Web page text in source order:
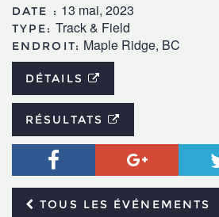
DATE : 13 mai, 2023
TYPE: Track & Field
ENDROIT: Maple Ridge, BC
DÉTAILS
RÉSULTATS
Facebook Google+
TOUS LES ÉVÉNEMENTS